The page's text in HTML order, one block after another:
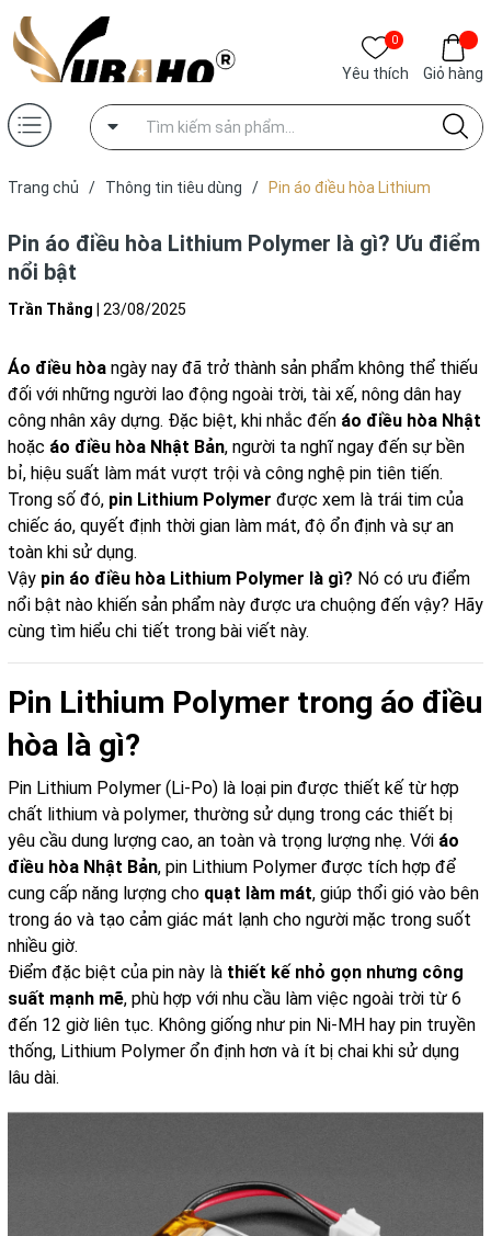
0
Yêu thích Giỏ hàng
Trang chủ / Thông tin tiêu dùng /
Pin áo điều hòa Lithium
Pin áo điều hòa Lithium Polymer là gì? Ưu điểm
nổi bật
Trần Thắng 23/08/2025
Áo điều hòa ngày nay đã trở thành sản phẩm không thể thiếu
đối với những người lao động ngoài trời, tài xế, nông dân hay
công nhân xây dựng. Đặc biệt, khi nhắc đến áo điều hòa Nhật
hoặc áo điều hòa Nhật Bản, người ta nghĩ ngay đến sự bền
bỉ, hiệu suất làm mát vượt trội và công nghệ pin tiên tiến.
Trong số đó, pin Lithium Polymer được xem là trái tim của
chiếc áo, quyết định thời gian làm mát, độ ổn định và sự an
toàn khi sử dụng.
Vậy pin áo điều hòa Lithium Polymer là gì? Nó có ưu điểm
nổi bật nào khiến sản phẩm này được ưa chuộng đến vậy? Hãy
cùng tìm hiểu chi tiết trong bài viết này.
Pin Lithium Polymer trong áo điều
hòa là gì?
Pin Lithium Polymer (Li-Po) là loại pin được thiết kế từ hợp
chất lithium và polymer, thường sử dụng trong các thiết bị
yêu cầu dung lượng cao, an toàn và trọng lượng nhẹ. Với áo
điều hòa Nhật Bản, pin Lithium Polymer được tích hợp để
cung cấp năng lượng cho quạt làm mát, giúp thổi gió vào bên
trong áo và tạo cảm giác mát lạnh cho người mặc trong suốt
nhiều giờ.
Điểm đặc biệt của pin này là thiết kế nhỏ gọn nhưng công
suất mạnh mẽ, phù hợp với nhu cầu làm việc ngoài trời từ 6
đến 12 giờ liên tục. Không giống như pin Ni-MH hay pin truyền
thống, Lithium Polymer ổn định hơn và ít bị chai khi sử dụng
lâu dài.